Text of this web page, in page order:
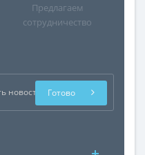
Предлагаем
сотрудничество
Готово